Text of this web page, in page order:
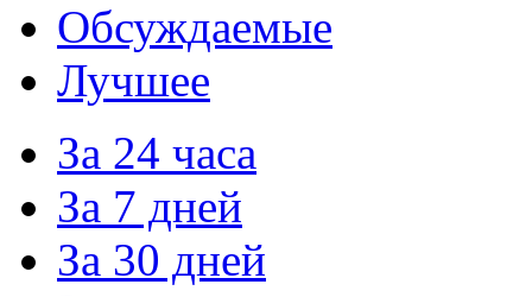
Обсуждаемые
Лучшее
За 24 часа
За 7 дней
За 30 дней